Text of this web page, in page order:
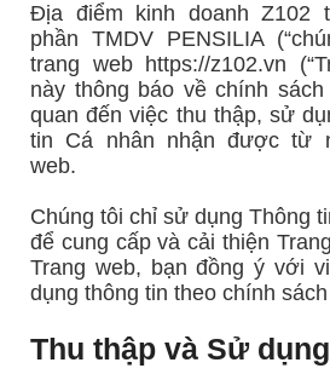
Địa điểm kinh doanh Z102
phần TMDV PENSILIA
trang web https://z102.vn
này thông báo về chính
quan đến việc thu thập, sử
tin Cá nhân nhận được từ
web.
Chúng tôi chỉ sử dụng Thông
để cung cấp và cải thiện
Trang web, bạn đồng ý với
dụng thông tin theo chính
Thu thập và Sử